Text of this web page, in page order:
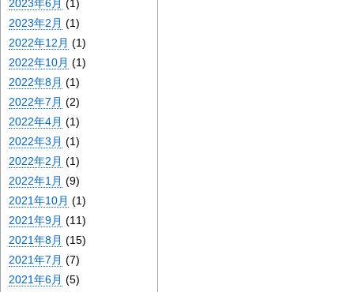
2023年6月 (1)
2023年2月 (1)
2022年12月 (1)
2022年10月 (1)
2022年8月 (1)
2022年7月 (2)
2022年4月 (1)
2022年3月 (1)
2022年2月 (1)
2022年1月 (9)
2021年10月 (1)
2021年9月 (11)
2021年8月 (15)
2021年7月 (7)
2021年6月 (5)